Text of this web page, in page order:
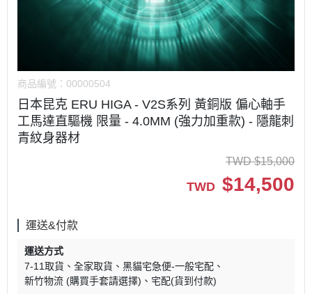
商品編號： 00000504
日本昆克 ERU HIGA - V2S系列 黃銅版 偏心軸手
工馬達直驅機 限量 - 4.0MM (強力加重款) - 隱龍刺
青紋身器材
TWD $15,000
TWD $14,500
運送&付款
運送方式
7-11取貨
全家取貨
黑貓宅急便-一般宅配
新竹物流 (購買手套請選擇)
宅配(貨到付款)